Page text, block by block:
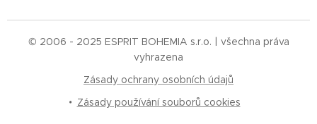
© 2006 - 2025 ESPRIT BOHEMIA s.r.o. | všechna práva
vyhrazena
Zásady ochrany osobních údajů
Zásady používání souborů cookies